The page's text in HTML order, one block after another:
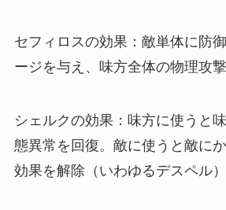
セフィロスの効果：敵単体に防
ージを与え、味方全体の物理攻撃
シェルクの効果：味方に使うと
態異常を回復。敵に使うと敵に
効果を解除（いわゆるデスペル）